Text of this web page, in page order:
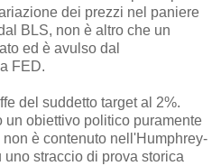
dei prezzi nel paniere
BLS, non è altro che un
ed è avulso dal
FED.
del suddetto target al 2%.
un obiettivo politico puramente
è contenuto nell'Humphrey-
straccio di prova storica